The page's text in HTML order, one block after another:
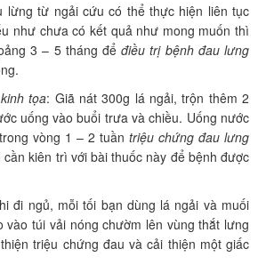
lừng từ ngải cứu có thể thực hiện liên tục
như chưa có kết quả như mong muốn thì
3 – 5 tháng đểđiều trị bệnh đau lưng
tọa: Giã nát 300g lá ngải, trộn thêm 2
uống vào buổi trưa và chiều. Uống nước
vòng 1 – 2 tuần triệu chứng đau lưng
kiên trì với bài thuốc này để bệnh được
đi ngủ, mỗi tối bạn dùng lá ngải và muối
vào túi vải nóng chườm lên vùng thắt lưng
triệu chứng đau và cải thiện một giấc